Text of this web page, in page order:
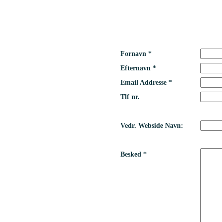
Fornavn *
Efternavn *
Email Addresse *
Tlf nr.
Vedr. Webside Navn:
Besked *